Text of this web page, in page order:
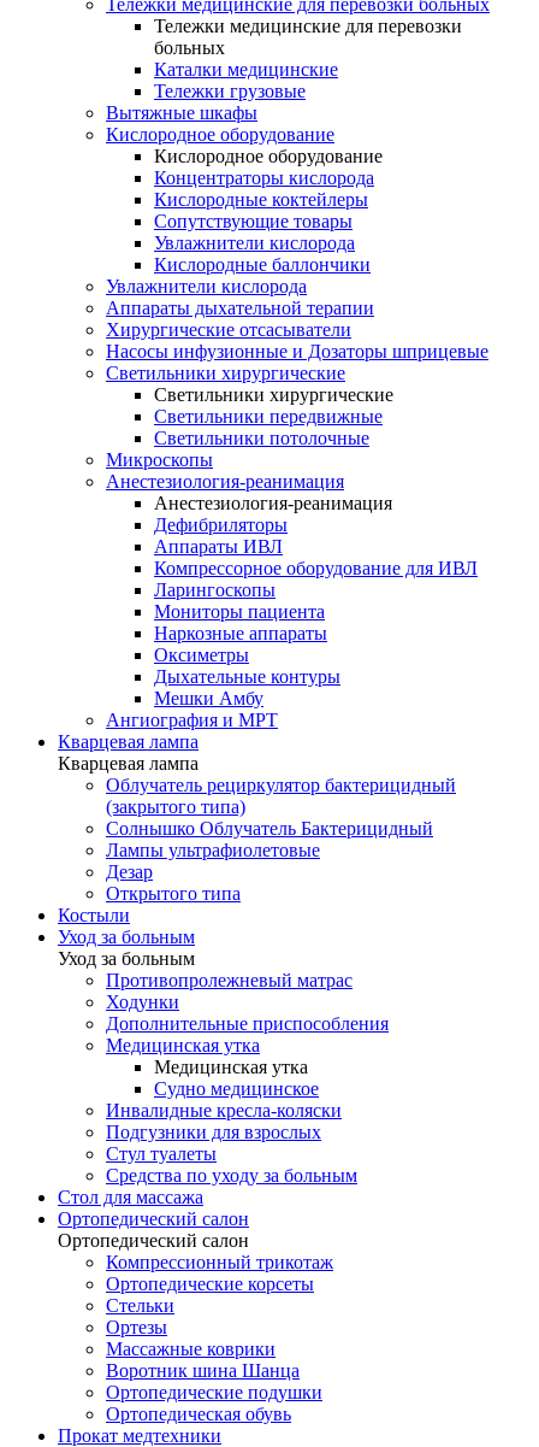
Тележки медицинские для перевозки больных
Тележки медицинские для перевозки
больных
Каталки медицинские
Тележки грузовые
Вытяжные шкафы
Кислородное оборудование
Кислородное оборудование
Концентраторы кислорода
Кислородные коктейлеры
Сопутствующие товары
Увлажнители кислорода
Кислородные баллончики
Увлажнители кислорода
Аппараты дыхательной терапии
Хирургические отсасыватели
Насосы инфузионные и Дозаторы шприцевые
Светильники хирургические
Светильники хирургические
Светильники передвижные
Светильники потолочные
Микроскопы
Анестезиология-реанимация
Анестезиология-реанимация
Дефибриляторы
Аппараты ИВЛ
Компрессорное оборудование для ИВЛ
Ларингоскопы
Мониторы пациента
Наркозные аппараты
Оксиметры
Дыхательные контуры
Мешки Амбу
Ангиография и МРТ
Кварцевая лампа
Кварцевая лампа
Облучатель рециркулятор бактерицидный
(закрытого типа)
Солнышко Облучатель Бактерицидный
Лампы ультрафиолетовые
Дезар
Открытого типа
Костыли
Уход за больным
Уход за больным
Противопролежневый матрас
Ходунки
Дополнительные приспособления
Медицинская утка
Медицинская утка
Судно медицинское
Инвалидные кресла-коляски
Подгузники для взрослых
Стул туалеты
Средства по уходу за больным
Cтол для массажа
Ортопедический салон
Ортопедический салон
Компрессионный трикотаж
Ортопедические корсеты
Стельки
Ортезы
Массажные коврики
Воротник шина Шанца
Ортопедические подушки
Ортопедическая обувь
Прокат медтехники